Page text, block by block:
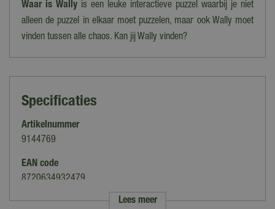
Waar is Wally is een leuke interactieve puzzel waarbij je niet
alleen de puzzel in elkaar moet puzzelen, maar ook Wally moet
vinden tussen alle chaos. Kan jij Wally vinden?
Specificaties
Artikelnummer
9144769
EAN code
8720634932479
Merk
Lees meer